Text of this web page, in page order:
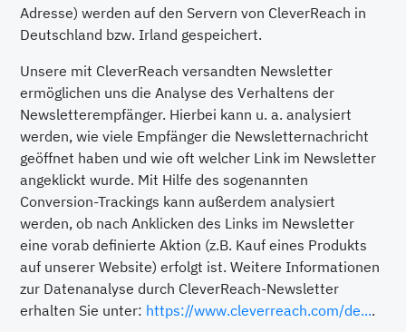
Adresse) werden auf den Servern von CleverReach in
Deutschland bzw. Irland gespeichert.
Unsere mit CleverReach versandten Newsletter
ermöglichen uns die Analyse des Verhaltens der
Newsletterempfänger. Hierbei kann u. a. analysiert
werden, wie viele Empfänger die Newsletternachricht
geöffnet haben und wie oft welcher Link im Newsletter
angeklickt wurde. Mit Hilfe des sogenannten
Conversion-Trackings kann außerdem analysiert
werden, ob nach Anklicken des Links im Newsletter
eine vorab definierte Aktion (z.B. Kauf eines Produkts
auf unserer Website) erfolgt ist. Weitere Informationen
zur Datenanalyse durch CleverReach-Newsletter
erhalten Sie unter: https://www.cleverreach.com/de....